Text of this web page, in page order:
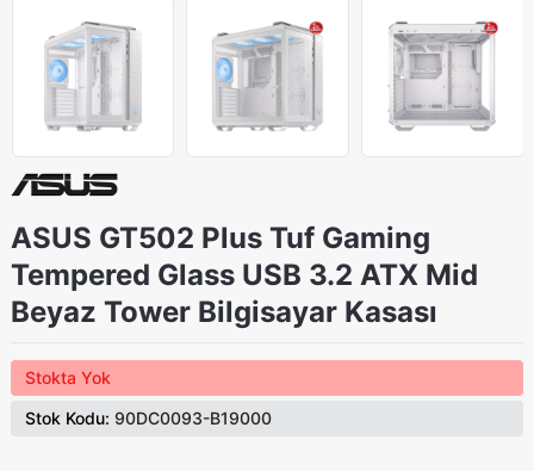
ASUS GT502 Plus Tuf Gaming
Tempered Glass USB 3.2 ATX Mid
Beyaz Tower Bilgisayar Kasası
Stokta Yok
Stok Kodu: 90DC0093-B19000